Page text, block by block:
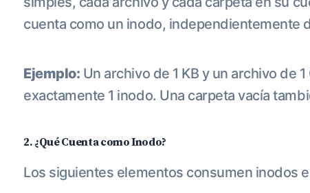
cuenta como un inodo, independientemente
Ejemplo: Un archivo de 1 KB y un archivo de
exactamente 1 inodo. Una carpeta vacía
2. ¿Qué Cuenta como Inodo?
Los siguientes elementos consumen inodos